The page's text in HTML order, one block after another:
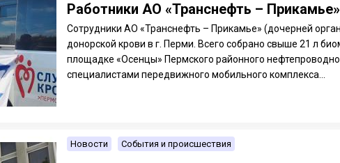
Работники АО «Транснефть –
Сотрудники АО «Транснефть – Прикамье» (дочерней
донорской крови в г. Перми. Всего собрано свыше 21 л
площадке «Осенцы» Пермского районного
специалистами передвижного мобильного комплекса...
Новости События и происшествия